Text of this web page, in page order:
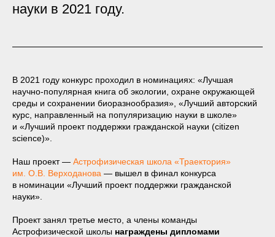
науки в 2021 году.
В 2021 году конкурс проходил в номинациях: «Лучшая
научно-популярная книга об экологии, охране окружающей
среды и сохранении биоразнообразия», «Лучший авторский
курс, направленный на популяризацию науки в школе»
и «Лучший проект поддержки гражданской науки (citizen
science)».
Наш проект — Астрофизическая школа «Траектория»
им. О.В. Верходанова — вышел в финал конкурса
в номинации «Лучший проект поддержки гражданской
науки».
Проект занял третье место, а члены команды
Астрофизической школы награждены дипломами